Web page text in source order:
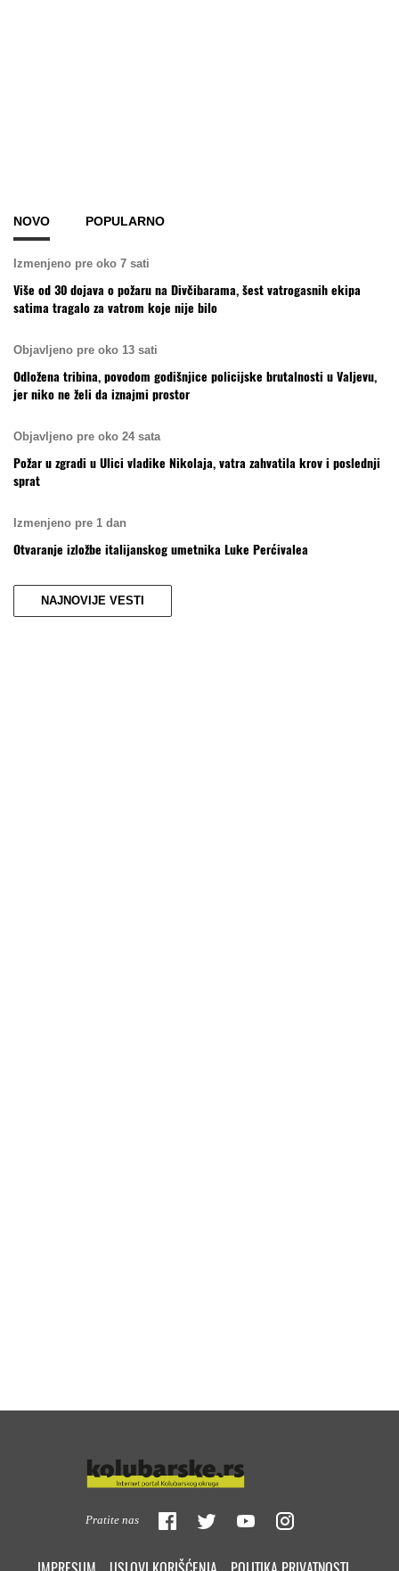
NOVO POPULARNO
Izmenjeno pre oko 7 sati
Više od 30 dojava o požaru na Divčibarama, šest vatrogasnih ekipa
satima tragalo za vatrom koje nije bilo
Objavljeno pre oko 13 sati
Odložena tribina, povodom godišnjice policijske brutalnosti u Valjevu,
jer niko ne želi da iznajmi prostor
Objavljeno pre oko 24 sata
Požar u zgradi u Ulici vladike Nikolaja, vatra zahvatila krov i poslednji
sprat
Izmenjeno pre 1 dan
Otvaranje izložbe italijanskog umetnika Luke Perćivalea
NAJNOVIJE VESTI
Pratite nas